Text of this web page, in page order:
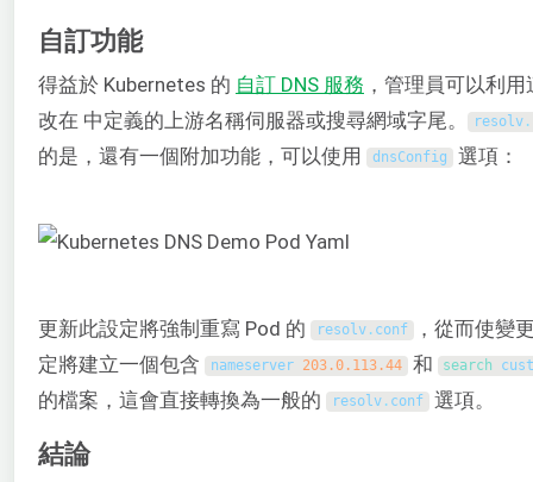
自訂功能
得益於 Kubernetes 的 自訂 DNS 服務 ，管理員可以利
改在 中定義的上游名稱伺服器或搜尋網域字尾。
resolv.
的是，還有一個附加功能，可以使用 dnsConfig 選項：
更新此設定將強制重寫 Pod 的 resolv. conf ，從而使變
定將建立一個包含
nameserver 203.0.113.44 和 search
的檔案，這會直接轉換為一般的 resolv. conf 選項。
結論